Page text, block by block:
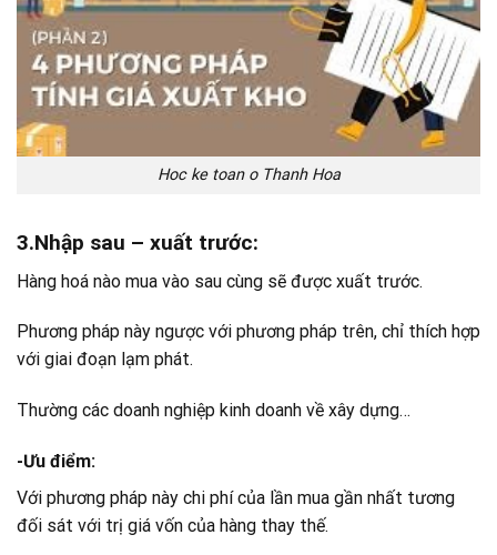
Hoc ke toan o Thanh Hoa
3.Nhập sau – xuất trước:
Hàng hoá nào mua vào sau cùng sẽ được xuất trước.
Phương pháp này ngược với phương pháp trên, chỉ thích hợp
với giai đoạn lạm phát.
Thường các doanh nghiệp kinh doanh về xây dựng…
-Ưu điểm:
Với phương pháp này chi phí của lần mua gần nhất tương
đối sát với trị giá vốn của hàng thay thế.